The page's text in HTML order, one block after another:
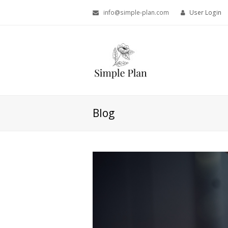
info@simple-plan.com User Login
Blog